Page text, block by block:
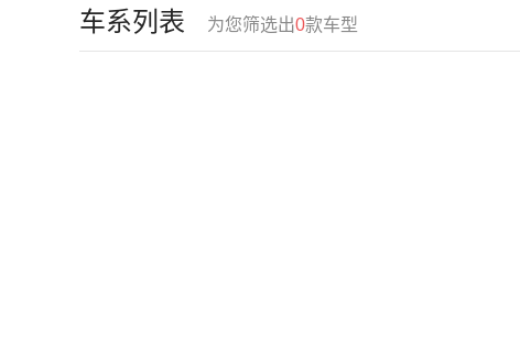
车系列表 为您筛选出0款车型